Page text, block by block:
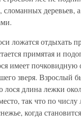
сломанных
ложатся отдыхать
примятая и
имеет
зверя. Взрослый
лося длина лежки
так что по числу
когда